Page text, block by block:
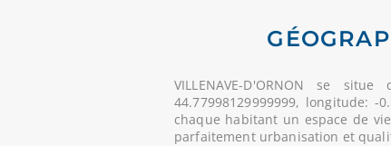
VILLENAVE-D'ORNON se
44.77998129999999, longitude:
chaque habitant un espace de
parfaitement urbanisation et